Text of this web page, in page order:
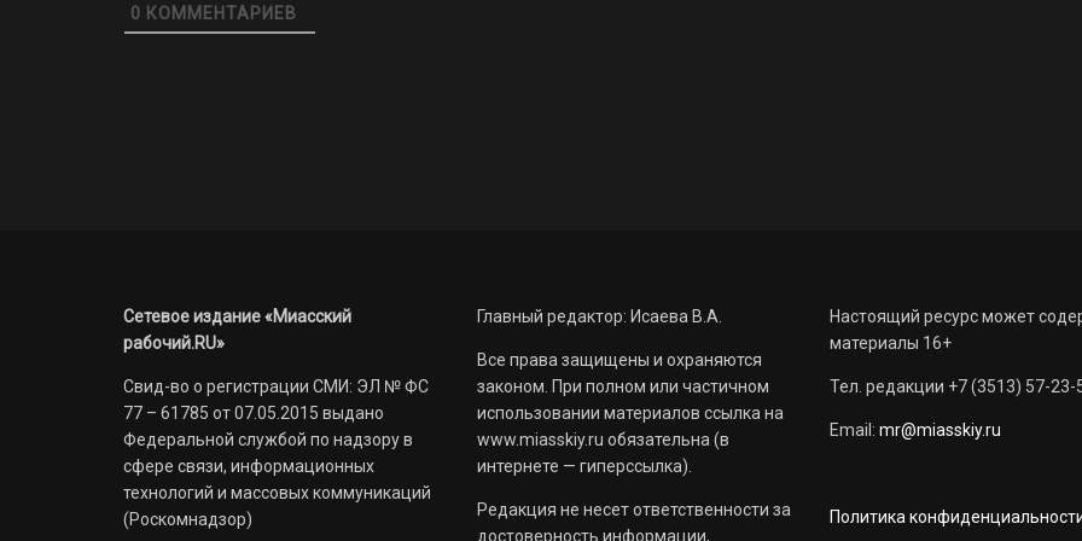
0 КОММЕНТАРИЕВ
Сетевое издание «Миасский
рабочий.RU»
Свид-во о регистрации СМИ: ЭЛ № ФС
77 – 61785 от 07.05.2015 выдано
Федеральной службой по надзору в
сфере связи, информационных
технологий и массовых коммуникаций
(Роскомнадзор)
Главный редактор: Исаева В.А.
Все права защищены и охраняются
законом. При полном или частичном
использовании материалов ссылка на
www.miasskiy.ru обязательна (в
интернете — гиперссылка).
Редакция не несет ответственности за
достоверность информации,
Настоящий ресурс может
материалы 16+
Тел. редакции +7 (3513) 57-23-
Email: mr@miasskiy.ru
Политика